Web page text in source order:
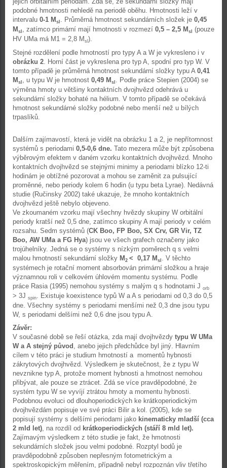
podobné hmotnosti nehledě na periodě oběhu. Hmotnosti leží v
intervalu 0-1 M sl . Průměrná hmotnost sekundárních složek je 0,45
M sl , zatímco primární mají hmotnosti v rozmezí 0,5 – 2,5 M sl
(pouze
HV UMa má M1 = 2,8 M sl ).
Stejné rozdělení podle hmotností pro typy A a W je vykresleno i v
obrázku 2. Horní část je vykreslena pro typ A, spodní pro typ W. V
tomto případě je průměrná hmotnost sekundární složky typu A 0,41
M sl , u typu W je hmotnost 0,49 M sl . Podle práce Stepien (2004) se
výměna hmoty u většiny kontaktních dvojhvězd odehrává u
sekundární složky bohaté na hélium. V tomto případě se očekává
hmotnost sekundárné složky podobné nebo menší než u bílých
trpaslíků.
Dalším zajímavostí, která je vidět na obrázku 1 a 2, je nepřítomnost
systémů s periodami 0,5-0,6 dne. Tato mezera může být způsobena
výběrovým efektem v daném vzorku kontaktních dvojhvězd. Mnoho
kontaktních dvojhvězd se stejnými minimy a periodami blízko 12-ti
hodinám je obtížné pozorovat a mohou se zaměnit za pulsující
proměnné, nebo periody kolem 6 hodin (u typu beta Lyrae). Nedávná
studie (Ručinsky 2002) také ukazuje, že mnoho kontaktních
dvojhvězd ještě nebylo objeveno.
Ve zkoumaném vzorku mají všechny hvězdy skupiny W orbitální
periody kratší než 0,5 dne, zatímco skupiny A mají periody v celém
rozsahu. Sedm systémů (CK Boo, FP Boo, SX Crv, GR Vir, TZ
Boo, AW UMa a FG Hya) jsou ve všech grafech označeny jako
trojúhelníky. Jedná se o systémy s nízkým poměrech q s velmi
malou hmotností sekundární složky M 2 < 0,17 M sl . V těchto
systémech je rotační moment absorbován primární složkou a hraje
významnou roli v celkovém úhlovém momentu systému. Podle
práce Rasia (1995) nemohou systémy s malým q s hodnotami J orb
> 3J spin. Existuje koexistence typů W a A s periodami od 0,3 do 0,5
dne. Všechny systémy s periodami menšími než 0,3 dne jsou typu
W, s periodami delšími než 0,6 dne jsou typu A.
Závěr:
V současné době se řeší otázka, zda mají dvojhvězdy typu W UMa
W a A stejný původ , anebo jejich předchůdce byl jiný. Hlavním
cílem v této práci je studium hmotností a momentů hybnosti
zákrytových dvojhvězd. Výsledkem je skutečnost, že z typu W
nevznikne typ A, protože moment hybnosti a hmotnost nemohou
přibývat, ale pouze se ztrácet. Zdá se více pravděpodobné, že
systém typu W se vyvíjí ztrátou hmoty a momentu hybnosti.
Podobnou evoluci od dlouhoperiodických ke krátkoperiodickým
dvojhvězdám popisuje ve své práci Bilir a kol. (2005), kde se
popisují systémy s delšími periodami jako kinematicky mladší (cca
2 mld let), na rozdíl od krátkoperiodických (stáří 8 mld let).
Zajímavým výsledkem z této studie je fakt, že hmotnosti
sekundárních složek jsou velmi podobné. Rozptyl bodů je
pravděpodobně způsoben nepřesným fotometrickým a
spektroskopickým měřením, případně nebyl rozpoznán vliv třetího